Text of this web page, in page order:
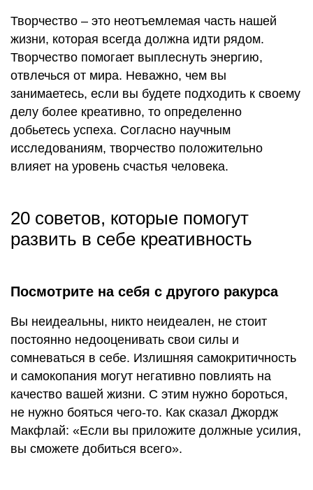
Творчество – это неотъемлемая часть нашей
жизни, которая всегда должна идти рядом.
Творчество помогает выплеснуть энергию,
отвлечься от мира. Неважно, чем вы
занимаетесь, если вы будете подходить к своему
делу более креативно, то определенно
добьетесь успеха. Согласно научным
исследованиям, творчество положительно
влияет на уровень счастья человека.
20 советов, которые помогут
развить в себе креативность
Посмотрите на себя с другого ракурса
Вы неидеальны, никто неидеален, не стоит
постоянно недооценивать свои силы и
сомневаться в себе. Излишняя самокритичность
и самокопания могут негативно повлиять на
качество вашей жизни. С этим нужно бороться,
не нужно бояться чего-то. Как сказал Джордж
Макфлай: «Если вы приложите должные усилия,
вы сможете добиться всего».